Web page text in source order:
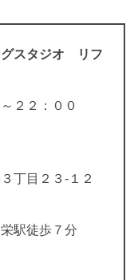
グスタジオ リフ
２２：００
丁目２３-１２
駅徒歩７分